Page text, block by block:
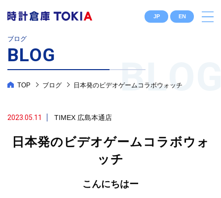
JP EN
ブログ
BLOG
TOP ブログ 日本発のビデオゲームコラボウォッチ
2023.05.11 TIMEX 広島本通店
日本発のビデオゲームコラボウォ
ッチ
こんにちはー